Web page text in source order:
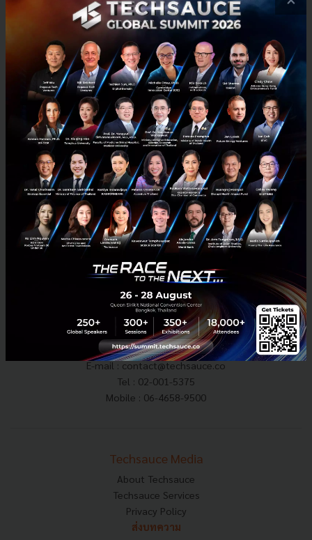
Viu แพลตฟอร์มรวมซีรีย์และรายการในเอเชีย จับมือ GMM25
ลงคอนเทนต์จากไทยเป็นครั้งแรก
Viu ร่วมกับ GMM Channel ส่งคอนเทนต์ไทยลงแฟลตฟอร์ม Viu ผู้ให้
บริการรับชมความบันเทิงและรายการฮิตทั่วเอเชียแบบถูกลิขสิทธิ์ ให้แฟนๆ
ชาวไทยได้เพลิดเพลินกับซีรีย์และรายการจากช่อง GMM 25 ...
พฤษภาคม 17, 2018| By
Techsauce Team
News Viu OTT GMM25 รายการ
E-mail :contact@techsauce.co
Tel : 02-001-5375
Mobile : 06-4658-9500
Techsauce Media
About Techsauce
Techsauce Services
Privacy Policy
ส่งบทความ